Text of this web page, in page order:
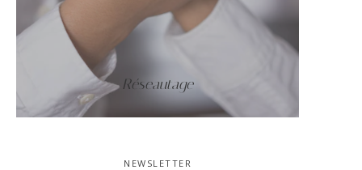
Réseautage
NEWSLETTER